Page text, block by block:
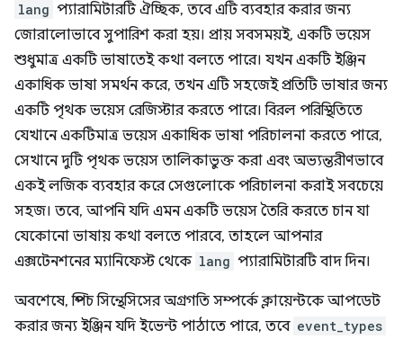
lang প্যারামিটারটি ঐচ্ছিক, তবে এটি ব্যবহার করার জন্য
জোরালোভাবে সুপারিশ করা হয়। প্রায় সবসময়ই, একটি ভয়েস
শুধুমাত্র একটি ভাষাতেই কথা বলতে পারে। যখন একটি ইঞ্জিন
একাধিক ভাষা সমর্থন করে, তখন এটি সহজেই প্রতিটি ভাষার জন্য
একটি পৃথক ভয়েস রেজিস্টার করতে পারে। বিরল পরিস্থিতিতে
যেখানে একটিমাত্র ভয়েস একাধিক ভাষা পরিচালনা করতে পারে,
সেখানে দুটি পৃথক ভয়েস তালিকাভুক্ত করা এবং অভ্যন্তরীণভাবে
একই লজিক ব্যবহার করে সেগুলোকে পরিচালনা করাই সবচেয়ে
সহজ। তবে, আপনি যদি এমন একটি ভয়েস তৈরি করতে চান যা
যেকোনো ভাষায় কথা বলতে পারবে, তাহলে আপনার
এক্সটেনশনের ম্যানিফেস্ট থেকে lang প্যারামিটারটি বাদ দিন।
অবশেষে, স্পিচ সিন্থেসিসের অগ্রগতি সম্পর্কে ক্লায়েন্টকে আপডেট
করার জন্য ইঞ্জিন যদি ইভেন্ট পাঠাতে পারে, তবে event_types